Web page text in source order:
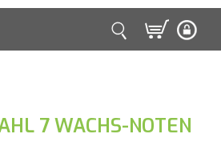
7 WACHS-NOTEN